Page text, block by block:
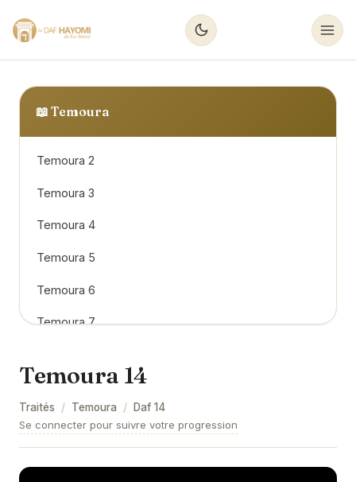
📖 Temoura
Temoura 2
Temoura 3
Temoura 4
Temoura 5
Temoura 6
Temoura 7
Temoura 9
Temoura 10
Temoura 11
Temoura 14
Traités / Temoura / Daf 14
Se connecter pour suivre votre progression